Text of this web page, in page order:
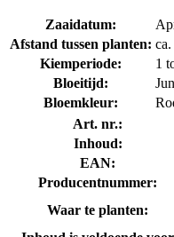
Zaaidatum:
Afstand tussen planten:
Kiemperiode:
1
Bloeitijd:
Bloemkleur:
Art. nr.:
Inhoud:
EAN:
Producentnummer:
Waar te planten: